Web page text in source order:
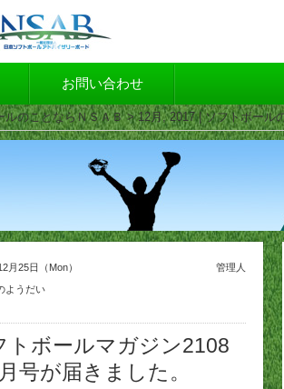
お問い合わせ
ルのことならＮＳＡＢ> 12月, 2017 | ソフトボール
月25日（Mon）
ようだい
管理人
トボールマガジン2108
号が届きました。